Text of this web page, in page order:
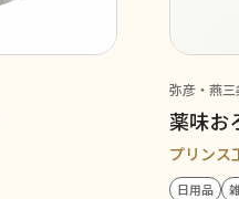
弥彦・燕
薬味お
プリンス
日用品